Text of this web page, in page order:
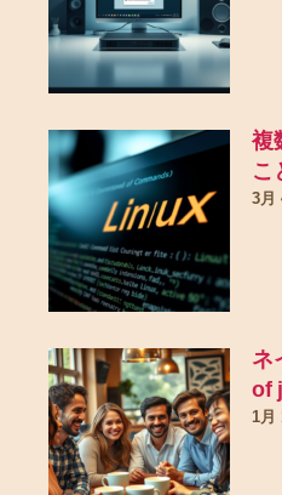
複
こ
3月
ネ
of
1月